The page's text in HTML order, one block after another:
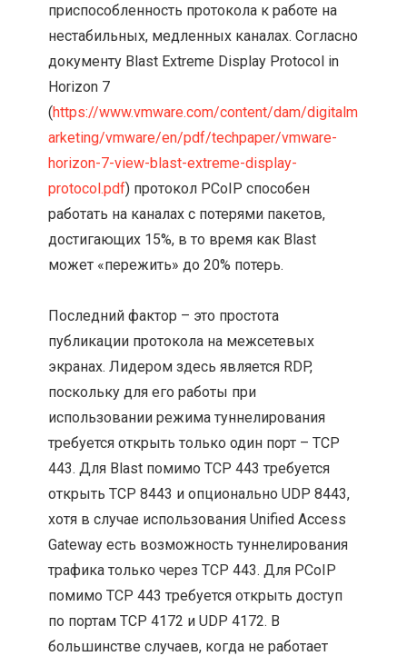
приспособленность протокола к работе на
нестабильных, медленных каналах. Согласно
документу Blast Extreme Display Protocol in
Horizon 7
(https://www.vmware.com/content/dam/digitalm
arketing/vmware/en/pdf/techpaper/vmware-
horizon-7-view-blast-extreme-display-
protocol.pdf) протокол PCoIP способен
работать на каналах с потерями пакетов,
достигающих 15%, в то время как Blast
может «пережить» до 20% потерь.
Последний фактор – это простота
публикации протокола на межсетевых
экранах. Лидером здесь является RDP,
поскольку для его работы при
использовании режима туннелирования
требуется открыть только один порт – TCP
443. Для Blast помимо TCP 443 требуется
открыть TCP 8443 и опционально UDP 8443,
хотя в случае использования Unified Access
Gateway есть возможность туннелирования
трафика только через TCP 443. Для PCoIP
помимо TCP 443 требуется открыть доступ
по портам TCP 4172 и UDP 4172. В
большинстве случаев, когда не работает